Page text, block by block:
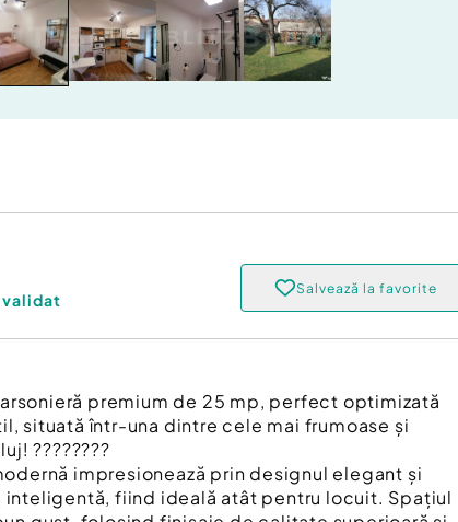
validat
Salvează la favorite
premium de 25 mp, perfect optimizată
situată într-una dintre cele mai frumoase și
????️????
impresionează prin designul elegant și
fiind ideală atât pentru locuit. Spațiul